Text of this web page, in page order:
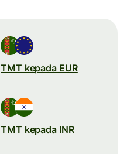
TMT kepada EUR
TMT kepada INR